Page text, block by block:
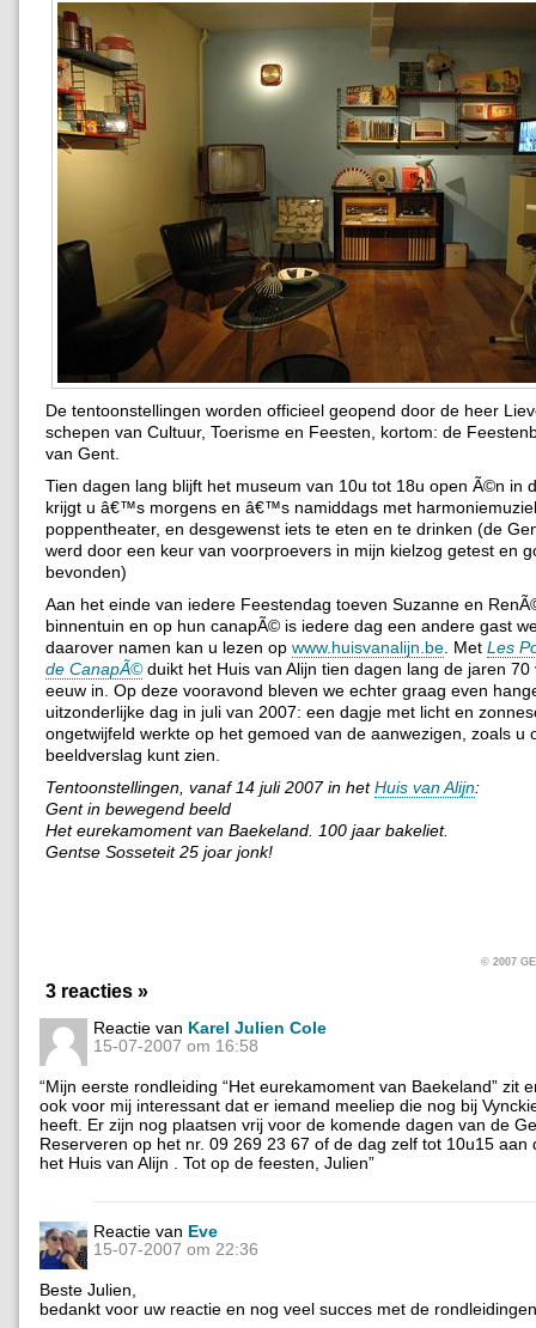
De tentoonstellingen worden officieel geopend door de heer
schepen van Cultuur, Toerisme en Feesten, kortom: de
van Gent.
Tien dagen lang blijft het museum van 10u tot 18u open Ã©n in
krijgt u â€™s morgens en â€™s namiddags met
poppentheater, en desgewenst iets te eten en te drinken (de
werd door een keur van voorproevers in mijn kielzog getest en
bevonden)
Aan het einde van iedere Feestendag toeven Suzanne en
binnentuin en op hun canapÃ© is iedere dag een andere gast
daarover namen kan u lezen op www.huisvanalijn.be. Met Les
de CanapÃ©duikt het Huis van Alijn tien dagen lang de jaren 70
eeuw in. Op deze vooravond bleven we echter graag even
uitzonderlijke dag in juli van 2007: een dagje met licht en
ongetwijfeld werkte op het gemoed van de aanwezigen, zoals u
beeldverslag kunt zien.
Tentoonstellingen, vanaf 14 juli 2007 in hetHuis van Alijn:
Gent in bewegend beeld
Het eurekamoment van Baekeland. 100 jaar bakeliet.
Gentse Sosseteit 25 joar jonk!
© 2007
3 reacties »
Reactie van Karel Julien Cole
15-07-2007 om 16:58
“Mijn eerste rondleiding “Het eurekamoment van Baekeland” zit
ook voor mij interessant dat er iemand meeliep die nog bij
heeft. Er zijn nog plaatsen vrij voor de komende dagen van de
Reserveren op het nr. 09 269 23 67 of de dag zelf tot 10u15 aan
het Huis van Alijn . Tot op de feesten, Julien”
Reactie van Eve
15-07-2007 om 22:36
Beste Julien,
bedankt voor uw reactie en nog veel succes met de